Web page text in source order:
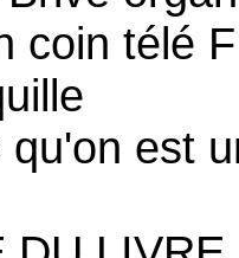
coin télé
est